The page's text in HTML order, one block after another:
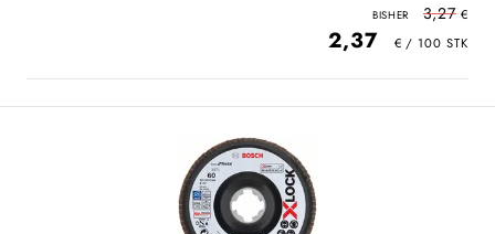
3,27
2,37